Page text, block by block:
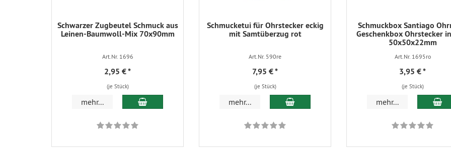
Schwarzer Zugbeutel Schmuck aus
Leinen-Baumwoll-Mix 70x90mm
Art.Nr. 1696
2,95 €*
(je Stück)
mehr... In den Warenkorb
Schmucketui für Ohrstecker eckig
mit Samtüberzug rot
Art.Nr. 590re
7,95 €*
(je Stück)
mehr... In den Warenkorb
Schmuckbox Santiago
Geschenkbox Ohrstecker
50x50x22mm
Art.Nr. 1695ro
3,95 €*
(je Stück)
mehr... In